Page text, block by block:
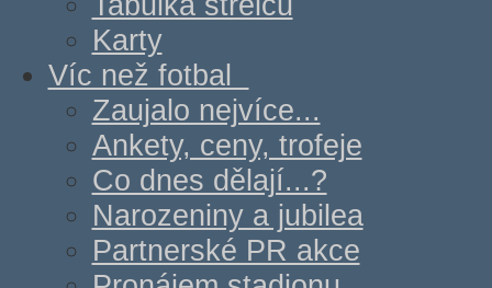
Karty
Víc než fotbal
Zaujalo nejvíce...
Ankety, ceny, trofeje
Co dnes dělají...?
Narozeniny a jubilea
Partnerské PR akce